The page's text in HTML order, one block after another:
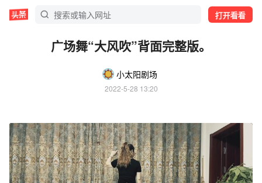
打开看看
广场舞“大风吹”背面完整版。
小太阳剧场
2022-5-28 13:20